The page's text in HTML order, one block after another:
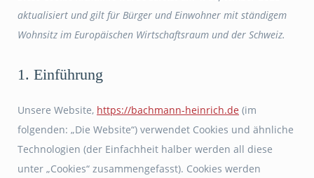
aktualisiert und gilt für Bürger und Einwohner mit ständigem
Wohnsitz im Europäischen Wirtschaftsraum und der Schweiz.
1. Einführung
Unsere Website, https://bachmann-heinrich.de (im
folgenden: „Die Website“) verwendet Cookies und ähnliche
Technologien (der Einfachheit halber werden all diese
unter „Cookies“ zusammengefasst). Cookies werden